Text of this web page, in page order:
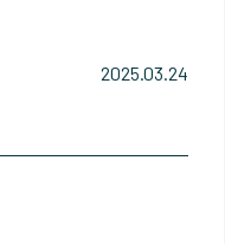
2025.03.24